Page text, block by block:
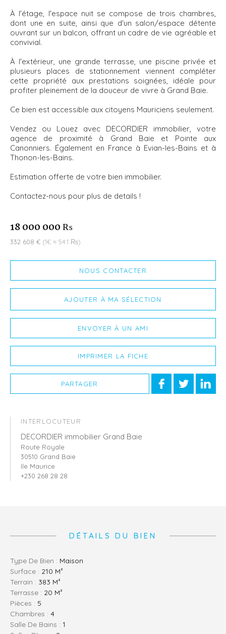
À l'étage, l'espace nuit se compose de trois chambres,
dont une en suite, ainsi que d'un salon/espace détente
ouvrant sur un balcon, offrant un cadre de vie agréable et
convivial.
À l'extérieur, une grande terrasse, une piscine privée et
plusieurs places de stationnement viennent compléter
cette propriété aux prestations soignées, idéale pour
profiter pleinement de la douceur de vivre à Grand Baie.
Ce bien est accessible aux citoyens Mauriciens seulement.
Vendez ou Louez avec DECORDIER immobilier, votre
agence de proximité à Grand Baie et Pointe aux
Canonniers. Également en France à Evian-les-Bains et à
Thonon-les-Bains.
Estimation offerte de votre bien immobilier.
Contactez-nous pour plus de details !
18 000 000 ₨
332 608 € (1€ ≈ 54.1 ₨)
NOUS CONTACTER
AJOUTER À MA SÉLECTION
ENVOYER À UN AMI
IMPRIMER LA FICHE
PARTAGER
INTERLOCUTEUR
DECORDIER immobilier Grand Baie
Route Royale
30510 Grand Baie
Ile Maurice
+230 268 28 28
DÉTAILS DU BIEN
Type De Bien : Maison
Surface : 210 M²
Terrain : 383 M²
Terrasse : 20 M²
Pièces : 5
Chambres : 4
Salle De Bains : 1